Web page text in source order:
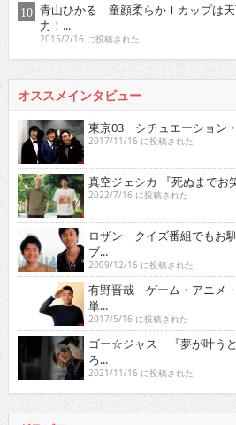
青山ひかる 童顔柔らかＩカップは
力！...
2015/2/16 に投稿された
オススメインタビュー
東京03 シチュエーション
2017/11/16 に投稿された
真空ジェシカ 『死ぬまでお
2022/7/16 に投稿された
ロザン クイズ番組でもお
ブ...
2009/12/16 に投稿された
有野晋哉 ゲーム・アニメ
単...
2017/5/16 に投稿された
ゴー☆ジャス 『夢が叶う
ろ...
2021/11/16 に投稿された